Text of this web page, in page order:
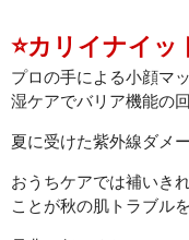
⭐️カリイナイッ
プロの手による小顔マ
湿ケアでバリア機能の
夏に受けた紫外線ダメ
おうちケアでは補いき
ことが秋の肌トラブル